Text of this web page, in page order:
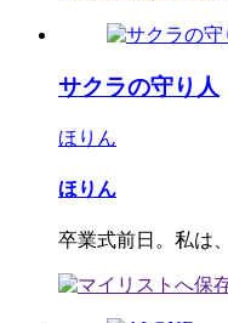
サクラの守り人
ほりん
ほりん
卒業式前日。私は